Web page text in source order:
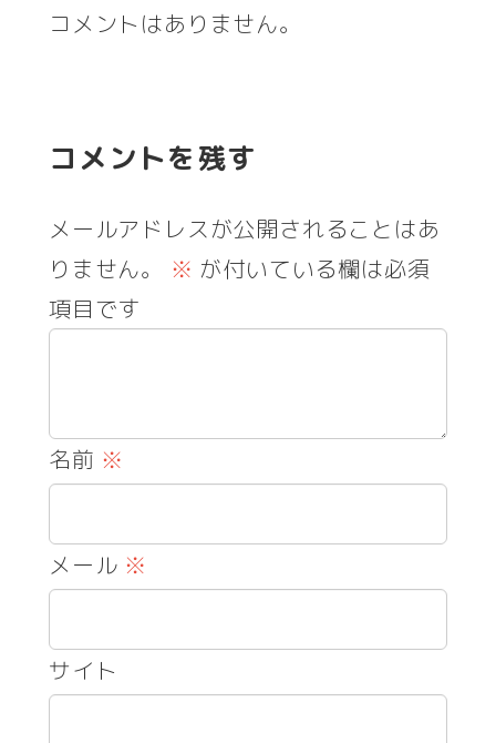
コメントはありません。
コメントを残す
メールアドレスが公開されることはあ
りません。
※ が付いている欄は必須
項目です
名前 ※
メール ※
サイト